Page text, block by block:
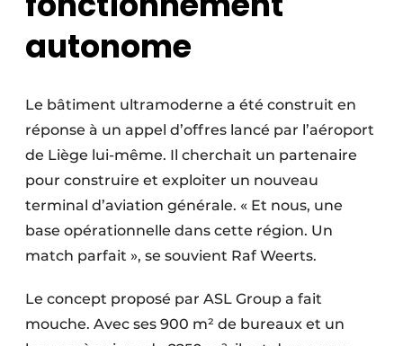
autonome
Le bâtiment ultramoderne a été construit en
réponse à un appel d’offres lancé par l’aéroport
de Liège lui-même. Il cherchait un partenaire
pour construire et exploiter un nouveau
terminal d’aviation générale. « Et nous, une
base opérationnelle dans cette région. Un
match parfait », se souvient Raf Weerts.
Le concept proposé par ASL Group a fait
mouche. Avec ses 900 m² de bureaux et un